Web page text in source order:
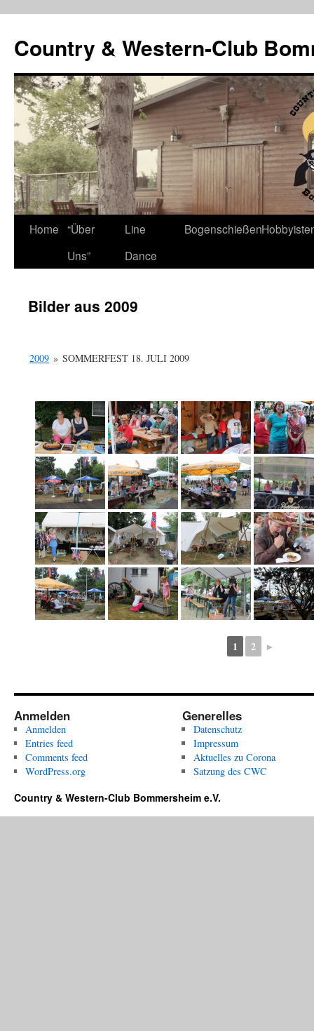
Country & Western-Club
Skip
Home “Über
Uns”
Line
Dance
Bogenschießen
Bilder aus 2009
2009 » SOMMERFEST 18. JULI 2009
1 2 ►
Anmelden
Anmelden
Entries feed
Comments feed
WordPress.org
Generelles
Datenschutz
Impressum
Aktuelles zu Corona
Satzung des CWC
Country & Western-Club Bommersheim e.V.